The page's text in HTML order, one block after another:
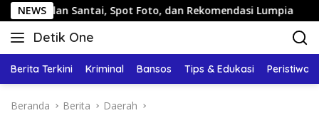
Langsung
ke
konten
NEWSSantai, Spot Foto, dan Rekomendasi Lumpia
Detik One
Tajam
Fakta
Berita Terkini Kriminal Bansos Tips & Edukasi Peristiwa
Beranda Berita Daerah